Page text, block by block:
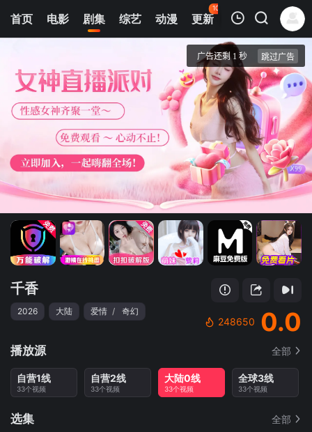
首页 电影 剧集 综艺 动漫 更新
103
热榜 APP
第20集
千香
千香
2026 大陆 爱情 / 奇幻
248650 0.0
播放源 全部
自营1线
33个视频
自营2线
33个视频
大陆0线
33个视频
全球3线
33个视频
选集 全部